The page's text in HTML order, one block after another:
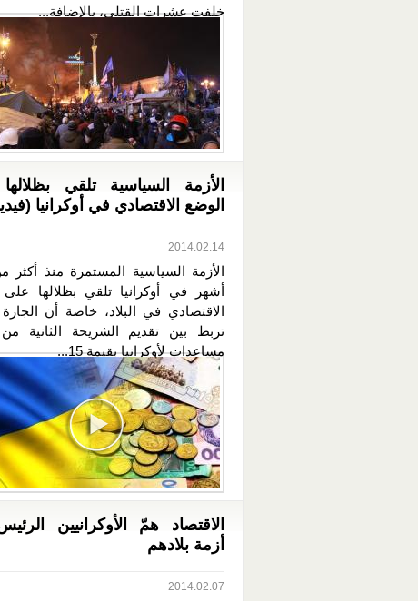
خلفت عشرات القتلى، بالإضافة...
الأزمة السياسية تلقي
الوضع الاقتصادي في أوكرانيا
2014.02.14
الأزمة السياسية المستمرة منذ أكثر
أشهر في أوكرانيا تلقي بظلالها
الاقتصادي في البلاد، خاصة أن
تربط بين تقديم الشريحة الثانية
مساعدات لأوكرانيا بقيمة 15...
الاقتصاد همّ الأوكرانيين
أزمة بلادهم
2014.02.07